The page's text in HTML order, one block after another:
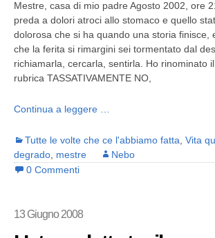
Mestre, casa di mio padre Agosto 2002, ore
preda a dolori atroci allo stomaco e quello
dolorosa che si ha quando una storia finisce,
che la ferita si rimargini sei tormentato dal
richiamarla, cercarla, sentirla. Ho rinominato
rubrica TASSATIVAMENTE NO,
Continua a leggere …
Tutte le volte che ce l'abbiamo fatta, Vita
degrado, mestre
Nebo
0 Commenti
13 Giugno 2008